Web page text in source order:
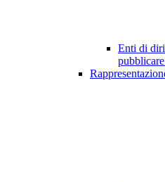
Enti di